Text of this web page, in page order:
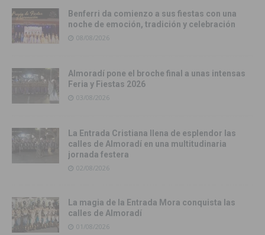
Benferri da comienzo a sus fiestas con una
noche de emoción, tradición y celebración
08/08/2026
Almoradí pone el broche final a unas intensas
Feria y Fiestas 2026
03/08/2026
La Entrada Cristiana llena de esplendor las
calles de Almoradí en una multitudinaria
jornada festera
02/08/2026
La magia de la Entrada Mora conquista las
calles de Almoradí
01/08/2026